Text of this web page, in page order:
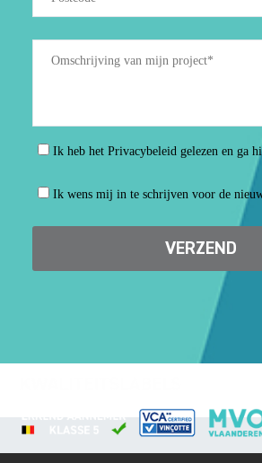
Ik heb het Privacybeleid gelezen en ga
Ik wens mij in te schrijven voor de